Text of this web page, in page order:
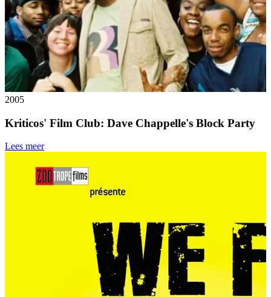
2005
Kriticos' Film Club: Dave Chappelle's Block Party
Lees meer